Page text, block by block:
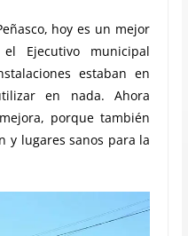
hoy es un mejor
Ejecutivo municipal
estaban en
en nada. Ahora
porque también
y lugares sanos para la